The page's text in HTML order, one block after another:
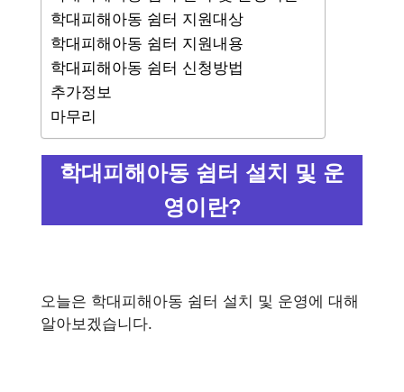
학대피해아동 쉼터 지원대상
학대피해아동 쉼터 지원내용
학대피해아동 쉼터 신청방법
추가정보
마무리
학대피해아동 쉼터 설치 및 운
영이란?
오늘은 학대피해아동 쉼터 설치 및 운영에 대해
알아보겠습니다.